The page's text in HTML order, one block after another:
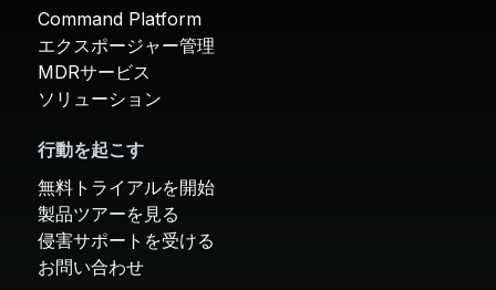
Command Platform
エクスポージャー管理
MDRサービス
ソリューション
行動を起こす
無料トライアルを開始
製品ツアーを見る
侵害サポートを受ける
お問い合わせ